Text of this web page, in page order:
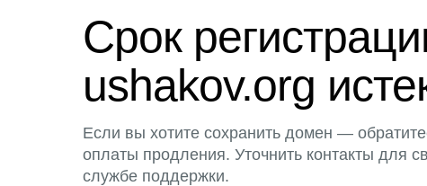
Срок
ushakov.org
Если вы хотите сохранить домен —
оплаты продления. Уточнить контакты для
службе поддержки.